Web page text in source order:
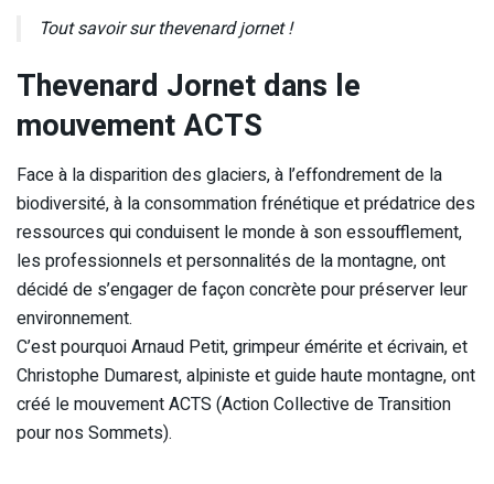
Tout savoir sur thevenard jornet !
Thevenard Jornet dans le
mouvement ACTS
Face à la disparition des glaciers, à l’effondrement de la
biodiversité, à la consommation frénétique et prédatrice des
ressources qui conduisent le monde à son essoufflement,
les professionnels et personnalités de la montagne, ont
décidé de s’engager de façon concrète pour préserver leur
environnement.
C’est pourquoi Arnaud Petit, grimpeur émérite et écrivain, et
Christophe Dumarest, alpiniste et guide haute montagne, ont
créé le mouvement ACTS (Action Collective de Transition
pour nos Sommets).